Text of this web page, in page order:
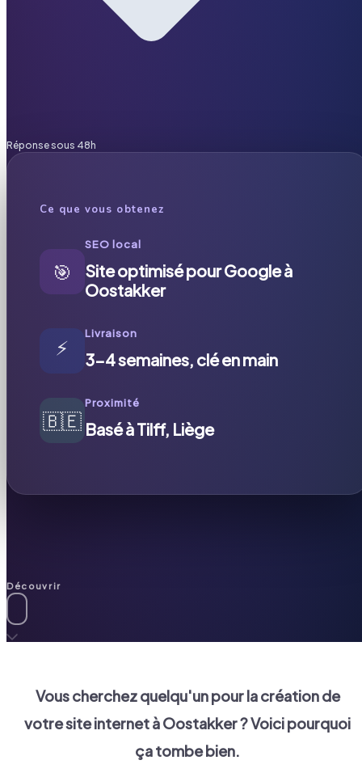
Réponse sous 48h
Ce que vous obtenez
🎯
SEO local
Site optimisé pour Google à
Oostakker
⚡
Livraison
3-4 semaines, clé en main
🇧🇪
Proximité
Basé à Tilff, Liège
Découvrir
Vous cherchez quelqu'un pour la création de
votre site internet àOostakker? Voici pourquoi
ça tombe bien.